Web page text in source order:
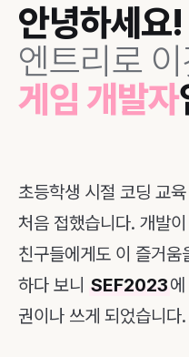
안녕하세요!
엔트리로
게임 개발자
초등학생 시절 코딩 교
처음 접했습니다. 개발
친구들에게도 이 즐거
하다 보니 SEF2023
권이나 쓰게 되었습니다.